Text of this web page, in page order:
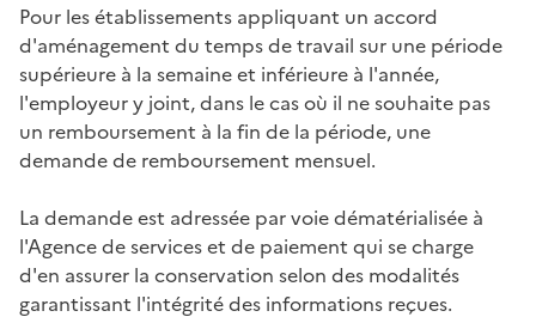
Pour les établissements appliquant un accord
d'aménagement du temps de travail sur une période
supérieure à la semaine et inférieure à l'année,
l'employeur y joint, dans le cas où il ne souhaite pas
un remboursement à la fin de la période, une
demande de remboursement mensuel.
La demande est adressée par voie dématérialisée à
l'Agence de services et de paiement qui se charge
d'en assurer la conservation selon des modalités
garantissant l'intégrité des informations reçues.